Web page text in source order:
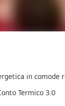
in comode
Termico 3.0